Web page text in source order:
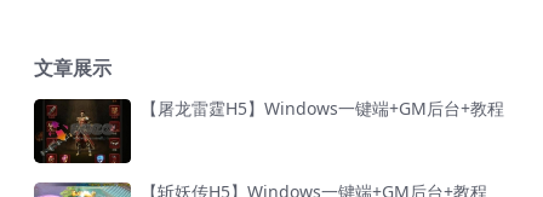
文章展示
【屠龙雷霆H5】Windows一键端+GM后台+教程
【斩妖传H5】Windows一键端+GM后台+教程